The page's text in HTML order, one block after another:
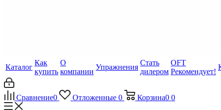
Каталог
Как
купить
О
компании
Упражнения
Стать
дилером
OFT
Рекомендует!
Сравнение0 Отложенные 0 Корзина0 0